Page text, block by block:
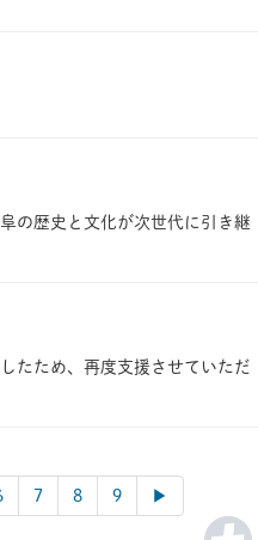
の歴史と文化が次世代に引き継
たため、再度支援させていただ
7 8 9 ▶︎